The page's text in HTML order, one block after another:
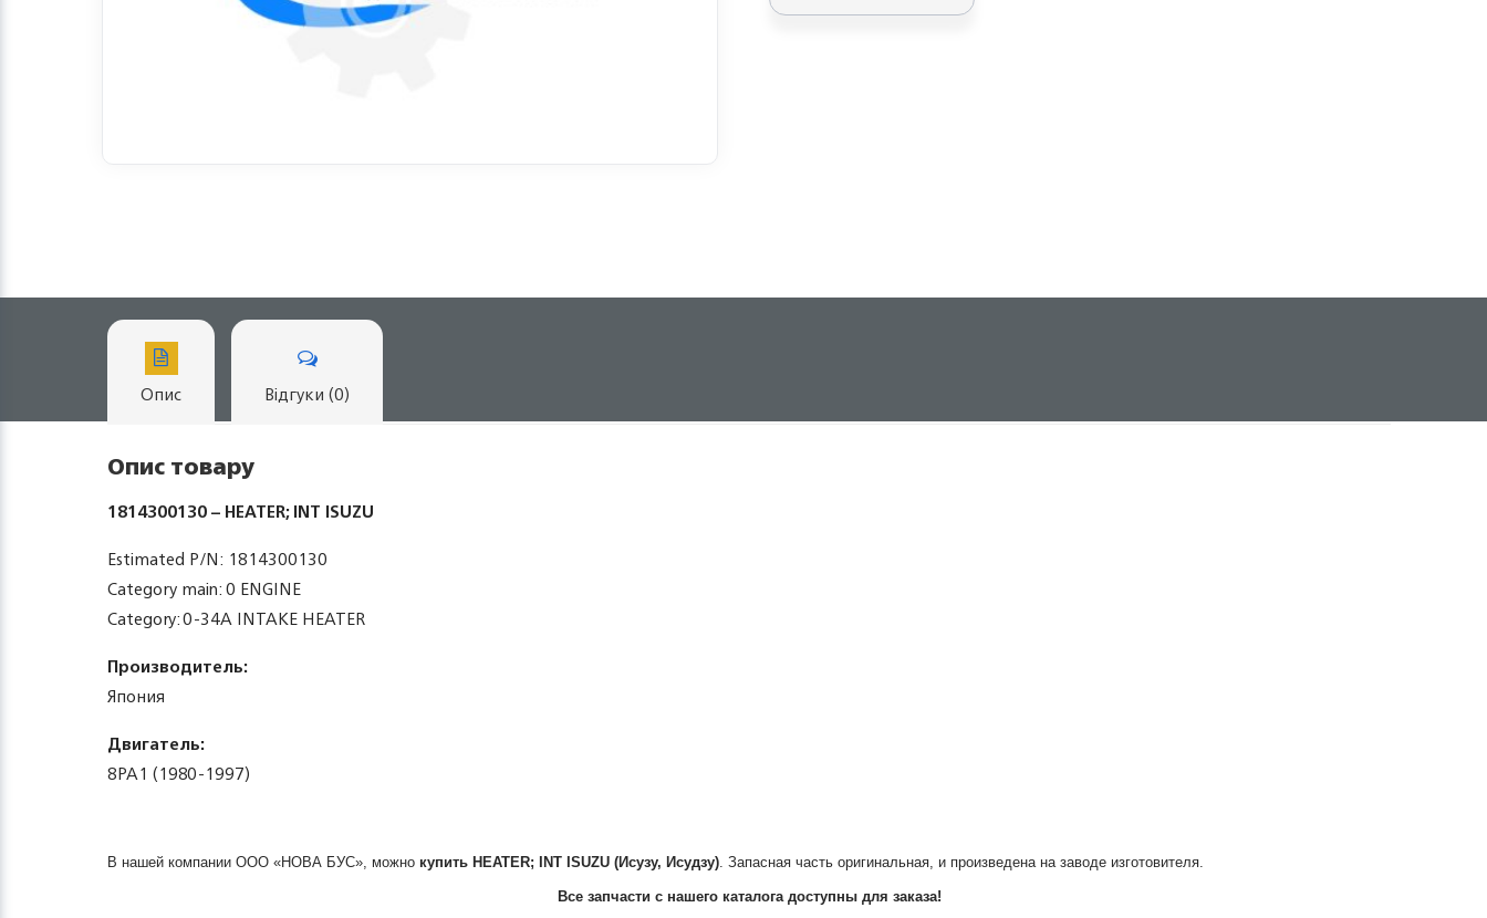
Опис Відгуки (0)
Опис товару
1814300130 – HEATER; INT ISUZU
Estimated P/N: 1814300130
Category main: 0 ENGINE
Category: 0-34A INTAKE HEATER
Производитель:
Япония
Двигатель:
8PA1 (1980-1997)
В нашей компании ООО «НОВА БУС», можно купить HEATER; INT ISUZU (Исузу, Исудзу). Запасная часть оригинальная, и произведена на заводе изготовителя.
Все запчасти с нашего каталога доступны для заказа!